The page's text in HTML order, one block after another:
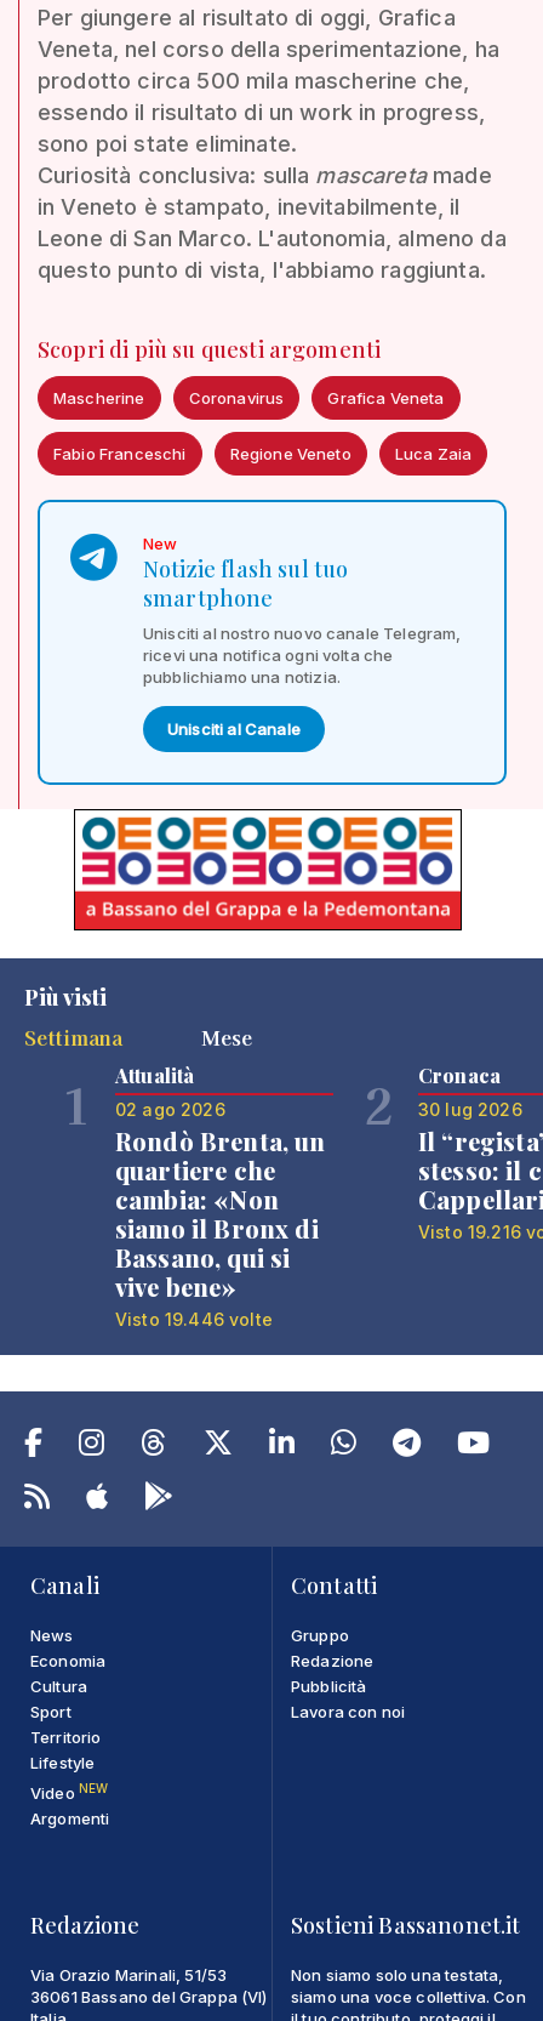
Per giungere al risultato di oggi, Grafica
Veneta, nel corso della sperimentazione, ha
prodotto circa 500 mila mascherine che,
essendo il risultato di un work in progress,
sono poi state eliminate.
Curiosità conclusiva: sulla mascaretamade
in Veneto è stampato, inevitabilmente, il
Leone di San Marco. L'autonomia, almeno da
questo punto di vista, l'abbiamo raggiunta.
Scopri di più su questi argomenti
Mascherine Coronavirus Grafica Veneta
Fabio Franceschi Regione Veneto Luca Zaia
New
Notizie flash sul tuo
smartphone
Unisciti al nostro nuovo canale Telegram,
ricevi una notifica ogni volta che
pubblichiamo una notizia.
Unisciti al Canale
Più visti
Settimana
Mese
1 Attualità
02 ago 2026
Rondò Brenta, un
quartiere che
cambia: «Non
siamo il Bronx di
Bassano, qui si
vive bene»
Visto 19.446 volte
2 Cronaca
30 lug 2026
Il
stesso: il
Visto 19.216
Canali
News
Economia
Cultura
Sport
Territorio
Lifestyle
Video NEW
Argomenti
Contatti
Gruppo
Redazione
Pubblicità
Lavora con noi
Redazione
Via Orazio Marinali, 51/53
36061 Bassano del Grappa (VI)
Sostieni Bassanonet.it
Non siamo solo una testata,
siamo una voce collettiva. Con